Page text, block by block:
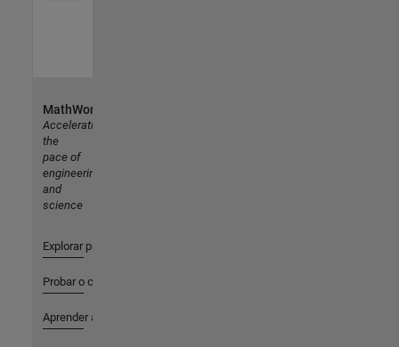
MathWorks
Accelerating
the
pace of
engineering
and
science
Explorar productos
Probar o comprar
Aprender a utilizar